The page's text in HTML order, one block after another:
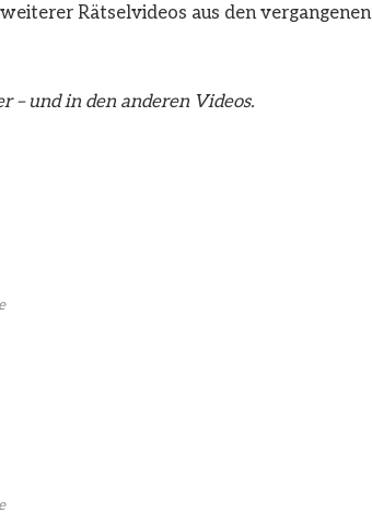
Rätselvideos aus den vergangenen
– und in den anderen Videos.